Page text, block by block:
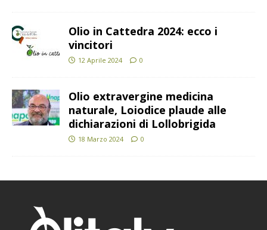
Olio in Cattedra 2024: ecco i
vincitori
12 Aprile 2024 0
Olio extravergine medicina
naturale, Loiodice plaude alle
dichiarazioni di Lollobrigida
18 Marzo 2024 0